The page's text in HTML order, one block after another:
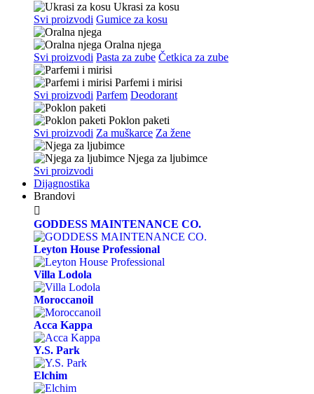
Ukrasi za kosu
Svi proizvodi Gumice za kosu
Oralna njega
Svi proizvodi Pasta za zube Četkica za zube
Parfemi i mirisi
Svi proizvodi Parfem Deodorant
Poklon paketi
Svi proizvodi Za muškarce Za žene
Njega za ljubimce
Svi proizvodi
Dijagnostika
Brandovi

GODDESS MAINTENANCE CO.
Leyton House Professional
Villa Lodola
Moroccanoil
Acca Kappa
Y.S. Park
Elchim